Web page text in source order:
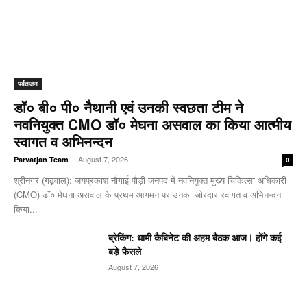
पर्वतजन
डॉ० बी० पी० नैथानी एवं उनकी स्वछता टीम ने
नवनियुक्त CMO डॉ० मेघना असवाल का किया आत्मीय
स्वागत व अभिनन्दन
Parvatjan Team - August 7, 2026 0
श्रीनगर (गढ़वाल): जयप्रकाश नौगाई ​पौड़ी जनपद में नवनियुक्त मुख्य चिकित्सा अधिकारी
(CMO) डॉ० मेघना असवाल के प्रथम आगमन पर उनका जोरदार स्वागत व अभिनन्दन
किया...
ब्रेकिंग: धामी कैबिनेट की अहम बैठक आज। होंगे कई
बड़े फैसले
August 7, 2026